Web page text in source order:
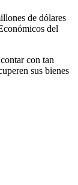
de dólares
del
con tan
sus bienes